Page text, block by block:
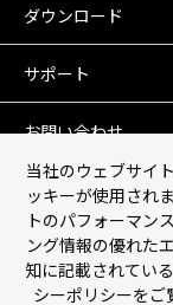
当社のウェブサイ
ッキーが使用され
トのパフォーマン
ング情報の優れた
知に記載されてい
シーポリシーを
ダウンロード
サポート
お問い合わせ
会社情報
個人情報保護につ